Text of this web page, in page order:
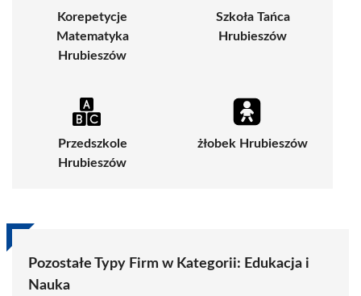
Korepetycje
Matematyka
Hrubieszów
Szkoła Tańca
Hrubieszów
Przedszkole
Hrubieszów
żłobek Hrubieszów
Pozostałe Typy Firm w Kategorii: Edukacja i
Nauka